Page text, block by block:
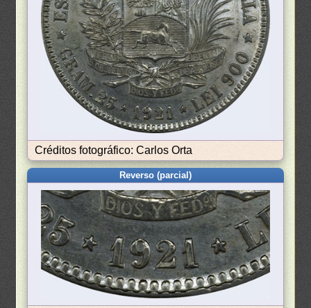
Créditos fotográfico: Carlos Orta
Reverso (parcial)